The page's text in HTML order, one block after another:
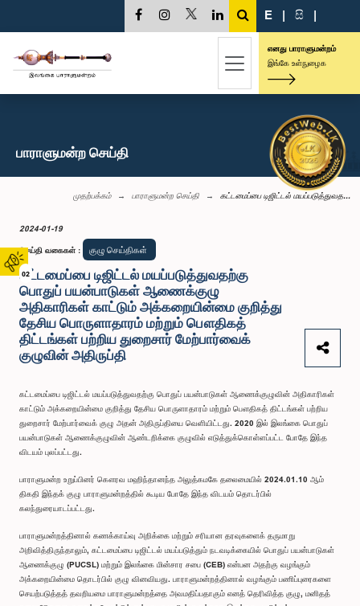
02
E | සි |
எனது பாராளுமன்றம்
இங்கே உள்நுழைக
பாராளுமன்ற செய்தி
முதற்பக்கம் பாராளுமன்ற செய்தி கட்டமைப்பை டிஜிட்டல் மயப்படுத்துவத...
2024-01-19
செய்தி வகைகள் : குழு செய்திகள்
கட்டமைப்பை டிஜிட்டல் மயப்படுத்துவதற்கு
பொதுப் பயன்பாடுகள் ஆணைக்குழு
அதிகாரிகள் காட்டும் அக்கறையின்மை குறித்து
தேசிய பொருளாதாரம் மற்றும் பௌதிகத்
திட்டங்கள் பற்றிய துறைசார் மேற்பார்வைக்
குழுவின் அதிருப்தி
கட்டமைப்பை டிஜிட்டல் மயப்படுத்துவதற்கு பொதுப் பயன்பாடுகள் ஆணைக்குழுவின் அதிகாரிகள்
காட்டும் அக்கறையின்மை குறித்து தேசிய பொருளாதாரம் மற்றும் பௌதிகத் திட்டங்கள் பற்றிய
துறைசார் மேற்பார்வைக் குழு அதன் அதிருப்தியை வெளியிட்டது. 2020 இல் இலங்கை பொதுப்
பயன்பாடுகள் ஆணைக்குழுவின் ஆண்டறிக்கை குழுவில் எடுத்துக்கொள்ளப்பட்ட போதே இந்த
விடயம் புலப்பட்டது.
பாராளுமன்ற உறுப்பினர் கௌரவ மஹிந்தானந்த அலுத்கமகே தலைமையில் 2024.01.10 ஆம்
திகதி இந்தக் குழு பாராளுமன்றத்தில் கூடிய போதே இந்த விடயம் தொடர்பில்
கலந்துரையாடப்பட்டது.
பாராளுமன்றத்தினால் கணக்காய்வு அறிக்கை மற்றும் சரியான தரவுகளைக் தருமாறு
அறிவித்திருந்தாலும், கட்டமைப்பை டிஜிட்டல் மயப்படுத்தும் நடவடிக்கையில் பொதுப் பயன்பாடுகள்
ஆணைக்குழு (PUCSL) மற்றும் இலங்கை மின்சார சபை (CEB) என்பன அதற்கு வழங்கும்
அக்கறையின்மை தொடர்பில் குழு வினவியது. பாராளுமன்றத்தினால் வழங்கும் பணிப்புரைகளை
செயற்படுத்தத் தவறியமை பாராளுமன்றத்தை அவமதிப்பதாகும் எனத் தெரிவித்த குழு, மனிதத்